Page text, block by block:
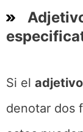
Si el adjetivo
denotar dos